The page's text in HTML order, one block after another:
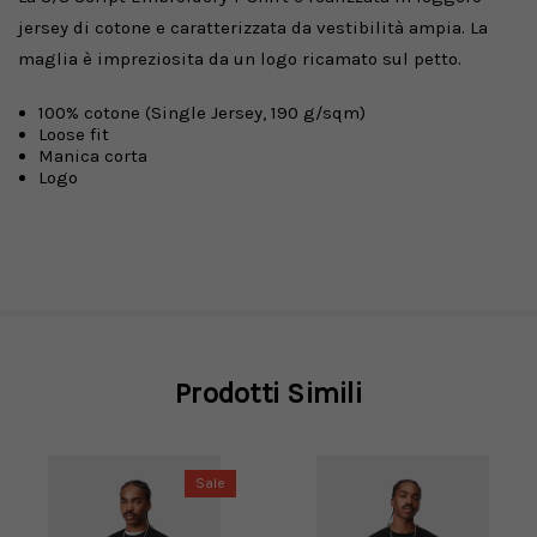
jersey di cotone e caratterizzata da vestibilità ampia. La
maglia è impreziosita da un logo ricamato sul petto.
100% cotone (Single Jersey, 190 g/sqm)
Loose fit
Manica corta
Logo
Prodotti Simili
Sale